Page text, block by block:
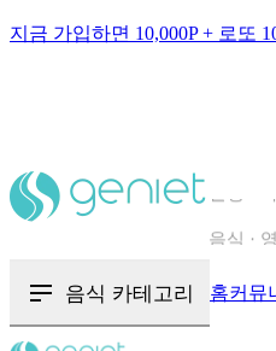
지금 가입하면 10,000P + 로또
음식 카테고리 홈커뮤